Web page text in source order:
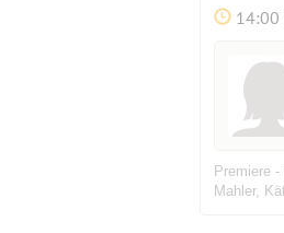
14:00
Premiere
Mahler,